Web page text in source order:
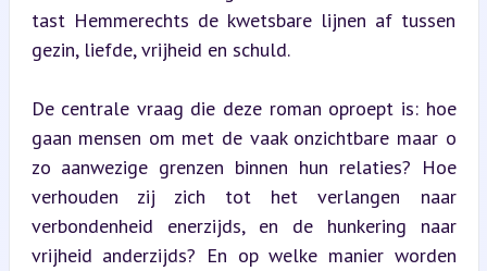
tast Hemmerechts de kwetsbare lijnen af tussen
gezin, liefde, vrijheid en schuld.
De centrale vraag die deze roman oproept is: hoe
gaan mensen om met de vaak onzichtbare maar o
zo aanwezige grenzen binnen hun relaties? Hoe
verhouden zij zich tot het verlangen naar
verbondenheid enerzijds, en de hunkering naar
vrijheid anderzijds? En op welke manier worden